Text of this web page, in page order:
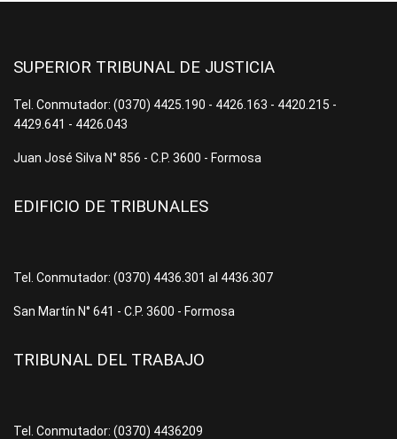
SUPERIOR TRIBUNAL DE JUSTICIA
Tel. Conmutador: (0370) 4425.190 - 4426.163 - 4420.215 -
4429.641 - 4426.043
Juan José Silva N° 856 - C.P. 3600 - Formosa
EDIFICIO DE TRIBUNALES
Tel. Conmutador: (0370) 4436.301 al 4436.307
San Martín N° 641 - C.P. 3600 - Formosa
TRIBUNAL DEL TRABAJO
Tel. Conmutador: (0370) 4436209